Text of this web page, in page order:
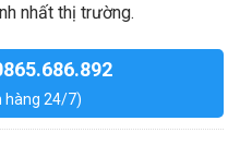
nhất thị trường.
hàng 24/7)